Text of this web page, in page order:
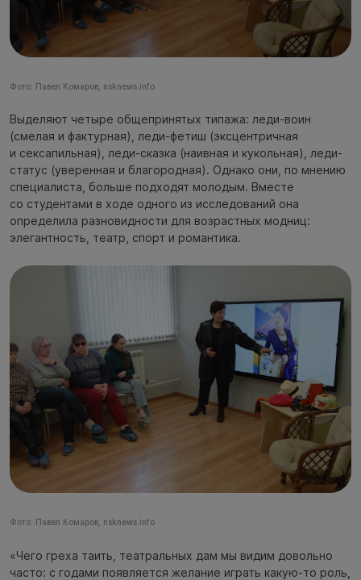
Фото: Павел Комаров, nsknews.info
Выделяют четыре общепринятых типажа: леди-воин
(смелая и фактурная), леди-фетиш (эксцентричная
и сексапильная), леди-сказка (наивная и кукольная), леди-
статус (уверенная и благородная). Однако они, по мнению
специалиста, больше подходят молодым. Вместе
со студентами в ходе одного из исследований она
определила разновидности для возрастных модниц:
элегантность, театр, спорт и романтика.
Фото: Павел Комаров, nsknews.info
«Чего греха таить, театральных дам мы видим довольно
часто: с годами появляется желание играть какую-то роль,